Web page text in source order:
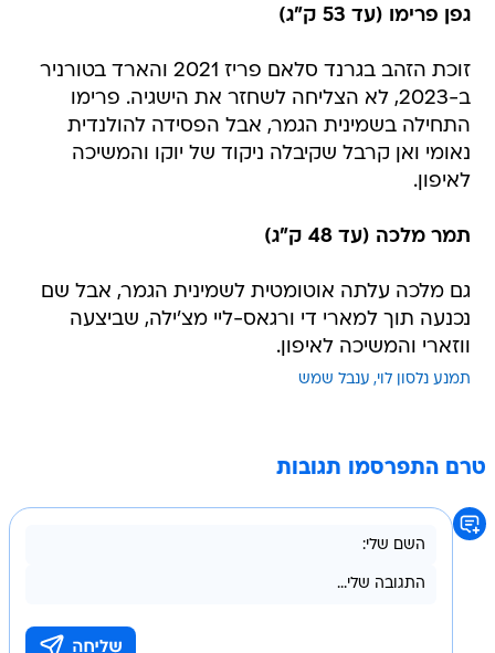
גפן פרימו (עד 53 ק"ג)
זוכת הזהב בגרנד סלאם פריז 2021 והארד בטורניר
ב-2023, לא הצליחה לשחזר את הישגיה. פרימו
התחילה בשמינית הגמר, אבל הפסידה להולנדית
נאומי ואן קרבל שקיבלה ניקוד של יוקו והמשיכה
לאיפון.
תמר מלכה (עד 48 ק"ג)
גם מלכה עלתה אוטומטית לשמינית הגמר, אבל שם
נכנעה תוך למארי די ורגאס-ליי מצ'ילה, שביצעה
ווזארי והמשיכה לאיפון.
תמנע נלסון לוי ענבל שמש
טרם התפרסמו תגובות